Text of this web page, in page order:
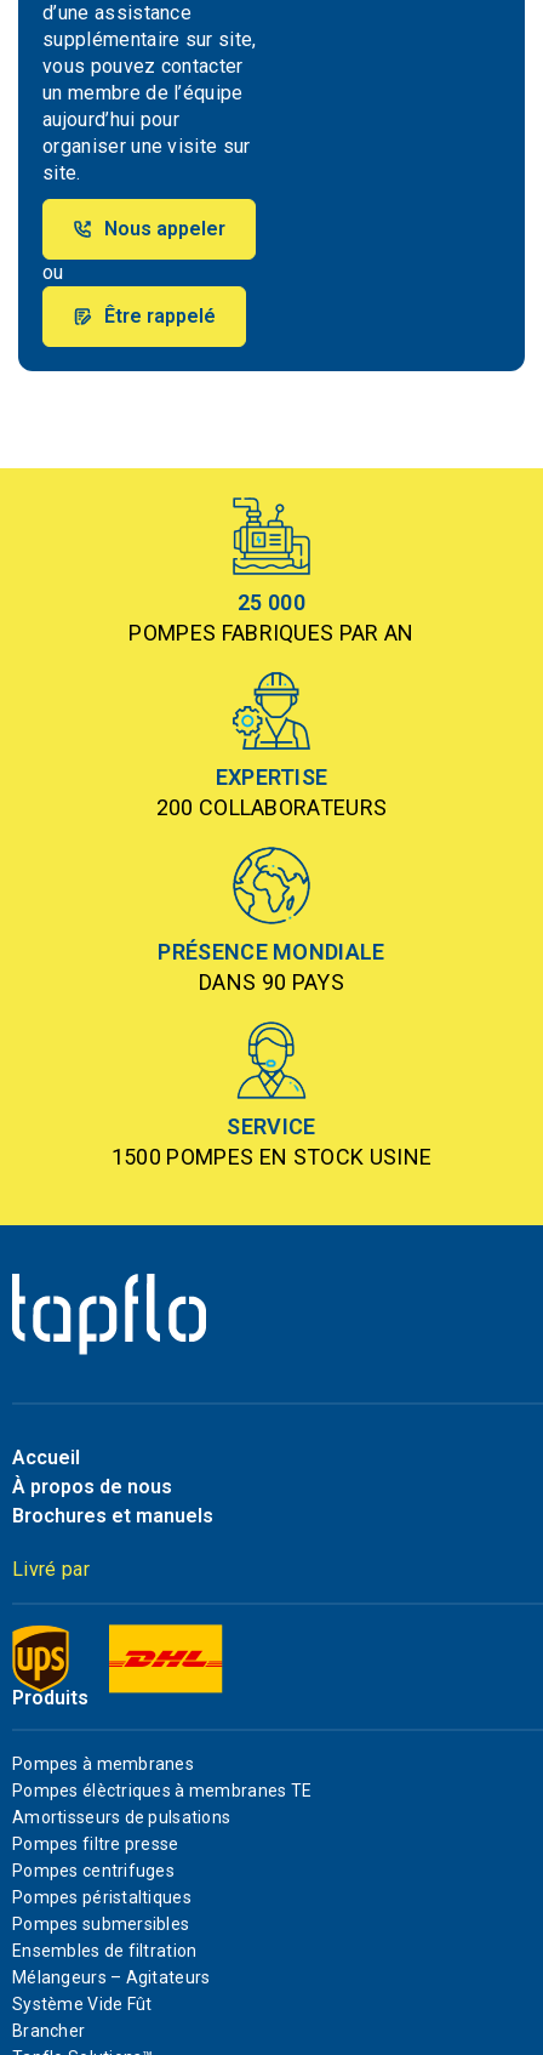
d’une assistance
supplémentaire sur site,
vous pouvez contacter
un membre de l’équipe
aujourd’hui pour
organiser une visite sur
site.
Nous appeler
ou
Être rappelé
25 000
POMPES FABRIQUES PAR AN
EXPERTISE
200 COLLABORATEURS
PRÉSENCE MONDIALE
DANS 90 PAYS
SERVICE
1500 POMPES EN STOCK USINE
Accueil
À propos de nous
Brochures et manuels
Livré par
Produits
Pompes à membranes
Pompes élèctriques à membranes TE
Amortisseurs de pulsations
Pompes filtre presse
Pompes centrifuges
Pompes péristaltiques
Pompes submersibles
Ensembles de filtration
Mélangeurs – Agitateurs
Système Vide Fût
Brancher